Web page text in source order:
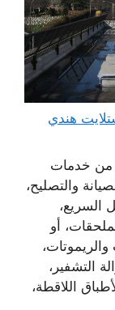
52227330 فني ستلايت هندي
من خدمات
والتصليح،
السريع،
أو
التشفير،
اللاقطة،